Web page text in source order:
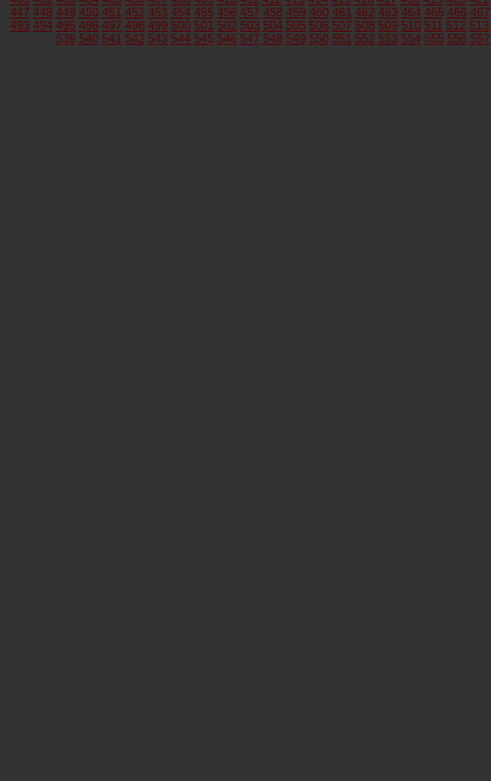
447 448 449 450 451 452 453 454 455 456 457 458 459 460 461 462 463 464 465 466 467
493 494 495 496 497 498 499 500 501 502 503 504 505 506 507 508 509 510 511 512 513
539 540 541 542 543 544 545 546 547 548 549 550 551 552 553 554 555 556 557